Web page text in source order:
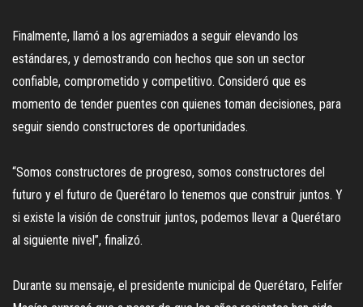
Finalmente, llamó a los agremiados a seguir elevando los
estándares, y demostrando con hechos que son un sector
confiable, comprometido y competitivo. Consideró que es
momento de tender puentes con quienes toman decisiones, para
seguir siendo constructores de oportunidades.
“Somos constructores de progreso, somos constructores del
futuro y el futuro de Querétaro lo tenemos que construir juntos. Y
si existe la visión de construir juntos, podemos llevar a Querétaro
al siguiente nivel”, finalizó.
Durante su mensaje, el presidente municipal de Querétaro, Felifer